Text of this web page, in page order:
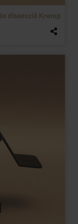
dissecció Kremp